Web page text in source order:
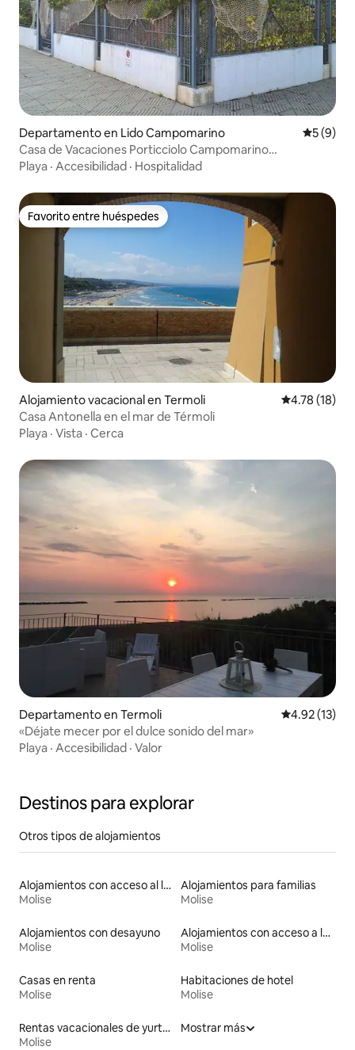
Departamento en Lido Campomarino
5 (9)
Casa de Vacaciones Porticciolo Campomarino
Lido/Termoli
Playa · Accesibilidad · Hospitalidad
Favorito entre huéspedes
Favorito entre huéspedes
Alojamiento vacacional en Termoli Calificación
4.78 (18)
Casa Antonella en el mar de Térmoli
Playa · Vista · Cerca
Departamento en Termoli Calificación
4.92 (13)
«Déjate mecer por el dulce sonido del mar»
Playa · Accesibilidad · Valor
Destinos para explorar
Otros tipos de alojamientos
Alojamientos con acceso al lago
Molise
Alojamientos para familias
Molise
Alojamientos con desayuno
Molise
Alojamientos con acceso a las pistas de esquí
Molise
Casas en renta
Molise
Habitaciones de hotel
Molise
Rentas vacacionales de yurtas con jacuzzi
Molise
Mostrar más